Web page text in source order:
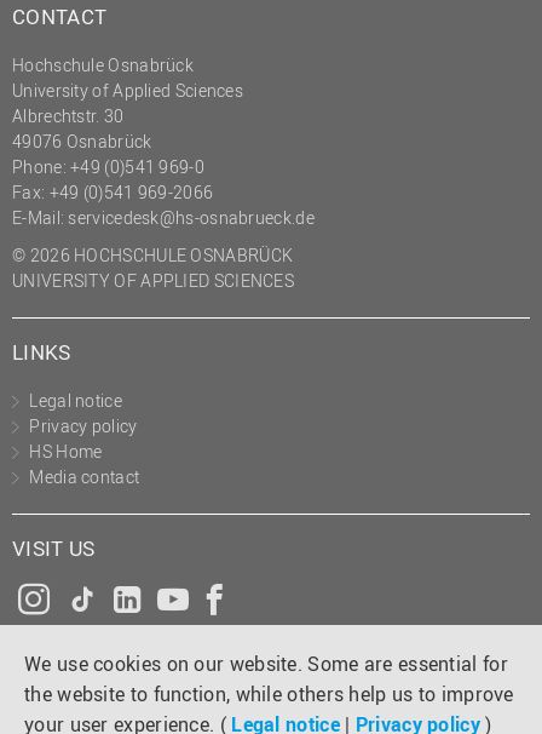
We use cookies on our website. Some are essential for
the website to function, while others help us to improve
your user experience. ( Legal notice | Privacy policy)
Personalrat
Präsidialbüro
Professional School
Projekte des Präsidiums
Projektmanagement Office
(PMO)
Prozessmanagement
Recht
Studium und Lehre
Transfer- und
Innovationsmanagement
CONTACT
Hochschule Osnabrück
University of Applied Sciences
Albrechtstr. 30
49076 Osnabrück
Phone: +49 (0)541 969-0
Fax: +49 (0)541 969-2066
E-Mail: servicedesk@hs-osnabrueck.de
© 2026 HOCHSCHULE OSNABRÜCK
UNIVERSITY OF APPLIED SCIENCES
LINKS
Legal notice
Privacy policy
HS Home
Media contact
VISIT US
Instagram
Tiktok
LinkedInYouTube